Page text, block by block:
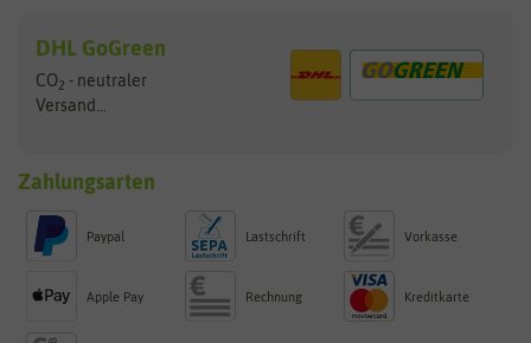
DHL GoGreen
CO2 - neutraler
Versand...
Zahlungsarten
Paypal Lastschrift Vorkasse
Apple Pay Rechnung Kreditkarte